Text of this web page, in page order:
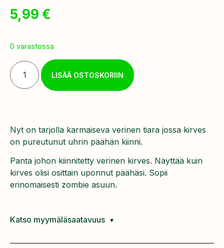
5,99 €
0 varastossa
LISÄÄ OSTOSKORIIN
Nyt on tarjolla karmaiseva verinen tiara jossa kirves
on pureutunut uhrin päähän kiinni.
Panta johon kiinnitetty verinen kirves. Näyttää kuin
kirves olisi osittain uponnut päähäsi. Sopii
erinomaisesti zombie asuun.
Katso myymäläsaatavuus